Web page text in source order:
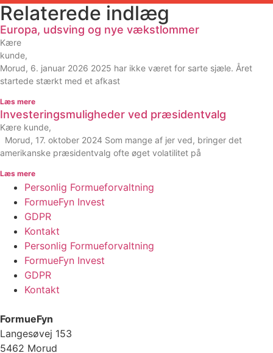
Relaterede indlæg
Europa, udsving og nye vækstlommer
Kære
kunde,
Morud, 6. januar 2026 2025 har ikke været for sarte sjæle. Året
startede stærkt med et afkast
Læs mere
Investeringsmuligheder ved præsidentvalg
Kære kunde,
Morud, 17. oktober 2024 Som mange af jer ved, bringer det
amerikanske præsidentvalg ofte øget volatilitet på
Læs mere
Personlig Formueforvaltning
FormueFyn Invest
GDPR
Kontakt
Personlig Formueforvaltning
FormueFyn Invest
GDPR
Kontakt
FormueFyn
Langesøvej 153
5462 Morud